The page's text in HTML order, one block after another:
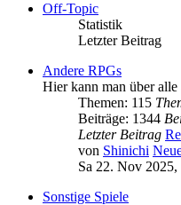
Off-Topic
Statistik
Letzter Beitrag
Andere RPGs
Hier kann man über alle
Themen: 115
Beiträge: 1344
Letzter Beitrag
von Shinichi
Sa 22. Nov 2025,
Sonstige Spiele